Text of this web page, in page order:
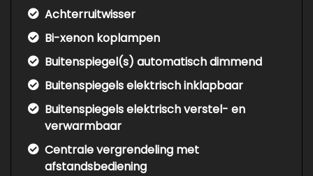
Achterruitwisser
Bi-xenon koplampen
Buitenspiegel(s) automatisch dimmend
Buitenspiegels elektrisch inklapbaar
Buitenspiegels elektrisch verstel- en
verwarmbaar
Centrale vergrendeling met
afstandsbediening